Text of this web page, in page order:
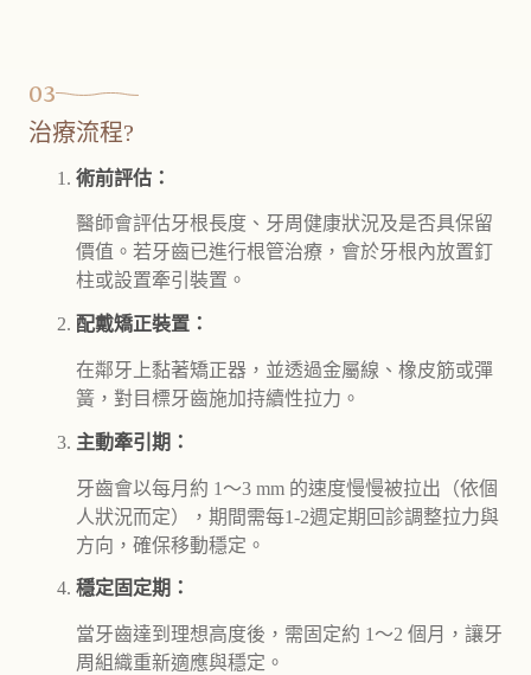
03
治療流程?
術前評估：
醫師會評估牙根長度、牙周健康狀況及是否具保留
價值。若牙齒已進行根管治療，會於牙根內放置釘
柱或設置牽引裝置。
配戴矯正裝置：
在鄰牙上黏著矯正器，並透過金屬線、橡皮筋或彈
簧，對目標牙齒施加持續性拉力。
主動牽引期：
牙齒會以每月約 1～3 mm 的速度慢慢被拉出（依個
人狀況而定），期間需每1-2週定期回診調整拉力與
方向，確保移動穩定。
穩定固定期：
當牙齒達到理想高度後，需固定約 1～2 個月，讓牙
周組織重新適應與穩定。